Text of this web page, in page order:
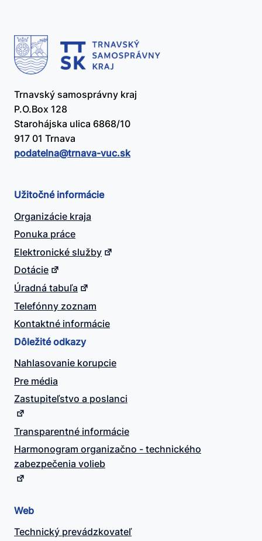
Trnavský samosprávny kraj
P.O.Box 128
Starohájska ulica 6868/10
917 01 Trnava
podatelna@​trnava-vuc.sk
Užitočné informácie
Organizácie kraja
Ponuka práce
Elektronické služby
Dotácie
Úradná tabuľa
Telefónny zoznam
Kontaktné informácie
Dôležité odkazy
Nahlasovanie korupcie
Pre média
Zastupiteľstvo a poslanci
Transparentné informácie
Harmonogram organizačno - technického
zabezpečenia volieb
Web
Technický prevádzkovateľ